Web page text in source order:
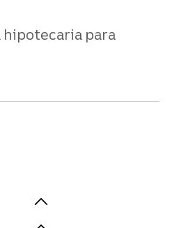
hipotecaria para